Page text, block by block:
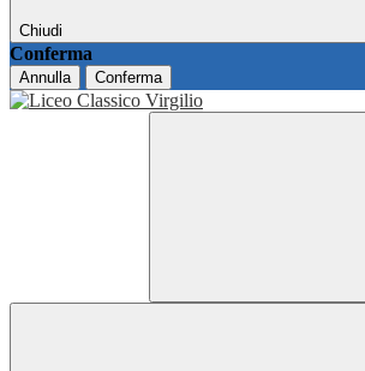
Chiudi
Conferma
Annulla Conferma